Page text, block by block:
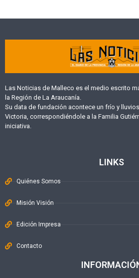
Las Noticias de Malleco es el medio escrito
la Región de La Araucanía.
Su data de fundación acontece un frío y
Victoria, correspondiéndole a la Familia
iniciativa.
LINKS
Quiénes Somos
Misión Visión
Edición Impresa
Contacto